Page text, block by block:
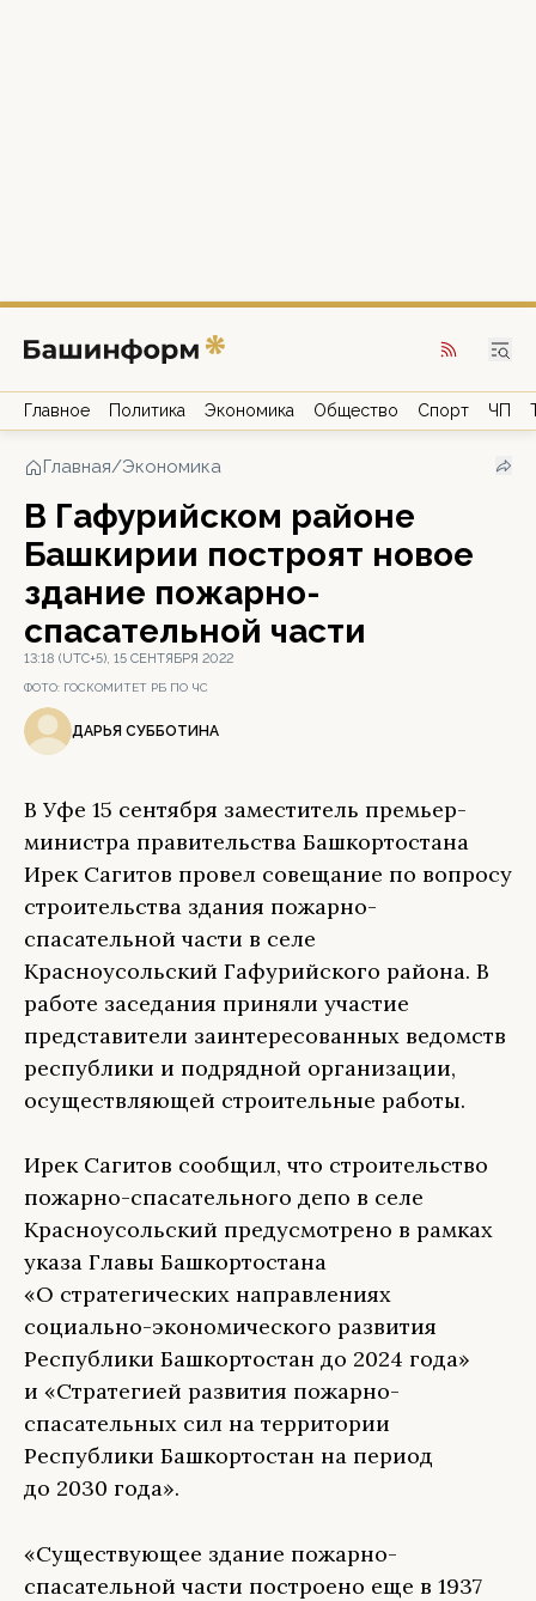
Главное Политика Экономика Общество Спорт ЧП
Главная/Экономика
В Гафурийском районе
Башкирии построят новое
здание пожарно-
спасательной части
13:18 (UTC+5), 15 СЕНТЯБРЯ 2022
ФОТО: ГОСКОМИТЕТ РБ ПО ЧС
ДАРЬЯ СУББОТИНА
В Уфе 15 сентября заместитель премьер-
министра правительства Башкортостана
Ирек Сагитов провел совещание по вопросу
строительства здания пожарно-
спасательной части в селе
Красноусольский Гафурийского района. В
работе заседания приняли участие
представители заинтересованных ведомств
республики и подрядной организации,
осуществляющей строительные работы.
Ирек Сагитов сообщил, что строительство
пожарно-спасательного депо в селе
Красноусольский предусмотрено в рамках
указа Главы Башкортостана
«О стратегических направлениях
социально-экономического развития
Республики Башкортостан до 2024 года»
и «Стратегией развития пожарно-
спасательных сил на территории
Республики Башкортостан на период
до 2030 года».
«Существующее здание пожарно-
спасательной части построено еще в 1937